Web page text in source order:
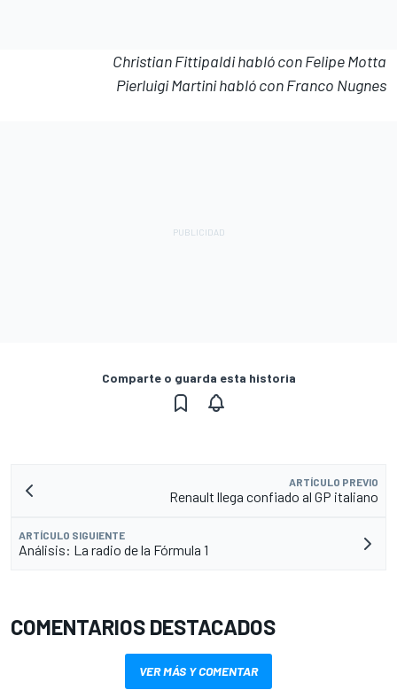
Christian Fittipaldi habló con Felipe Motta
Pierluigi Martini habló con Franco Nugnes
Comparte o guarda esta historia
ARTÍCULO PREVIO
Renault llega confiado al GP italiano
ARTÍCULO SIGUIENTE
Análisis: La radio de la Fórmula 1
COMENTARIOS DESTACADOS
VER MÁS Y COMENTAR